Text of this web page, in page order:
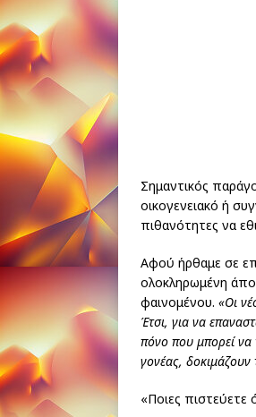
Σημαντικός
οικογενειακό ή
πιθανότητες να
Αφού ήρθαμε σε
ολοκληρωμένη
φαινομένου. «Οι
Έτσι, για να
πόνο που μπορεί να
γονέας, δοκιμάζουν
«Ποιες πιστεύετε